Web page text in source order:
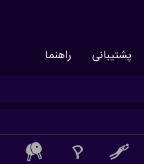
پشتیبانی راهنما